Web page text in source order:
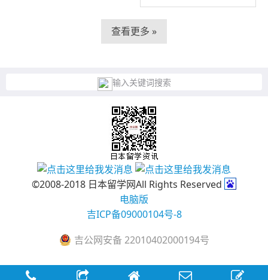
查看更多 »
输入关键词搜索
©2008-2018 日本留学网All Rights Reserved
电脑版
吉ICP备09000104号-8
吉公网安备 22010402000194号